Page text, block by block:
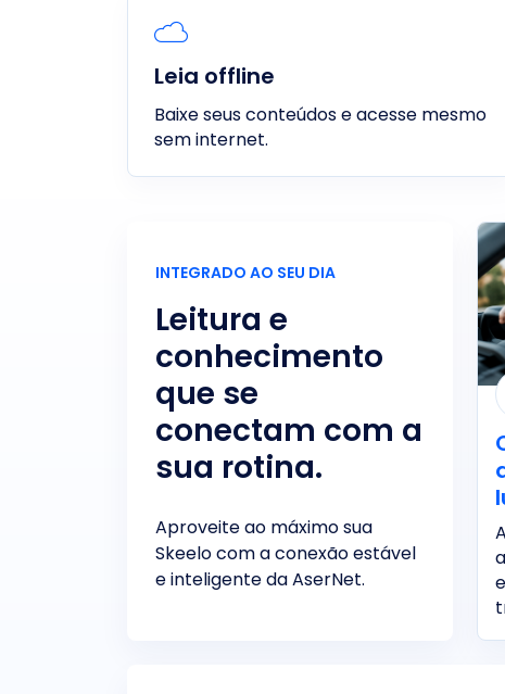
Leia offline
Baixe seus conteúdos e acesse mesmo
sem internet.
INTEGRADO AO SEU DIA
Leitura e
conhecimento
que se
conectam com a
sua rotina.
Aproveite ao máximo sua
Skeelo com a conexão estável
e inteligente da AserNet.